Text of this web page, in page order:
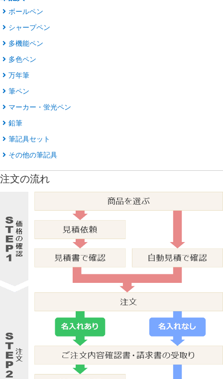
ボールペン
シャープペン
多機能ペン
多色ペン
万年筆
筆ペン
マーカー・蛍光ペン
鉛筆
筆記具セット
その他の筆記具
注文の流れ